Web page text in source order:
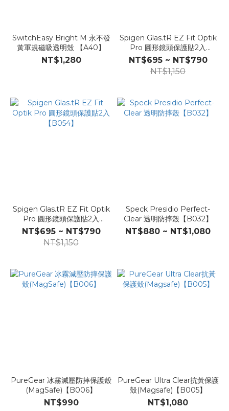
SwitchEasy Bright M 永不發
黃軍規磁吸透明殼 【A40】
NT$1,280
Spigen Glas.tR EZ Fit Optik
Pro 圓形鏡頭保護貼2入
【B054】
NT$695 ~ NT$790
NT$1,150
Spigen Glas.tR EZ Fit Optik
Pro 圓形鏡頭保護貼2入
【B054】
NT$695 ~ NT$790
NT$1,150
Speck Presidio Perfect-
Clear 透明防摔殼【B032】
NT$880 ~ NT$1,080
PureGear 冰霧減壓防摔保護殼
(MagSafe)【B006】
NT$990
PureGear Ultra Clear抗黃保護
殼(Magsafe)【B005】
NT$1,080